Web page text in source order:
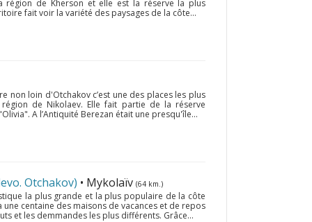
de Kherson et elle est la réserve la plus
fait voir la variété des paysages de la côte...
non loin d'Otchakov c’est une des places les plus
de Nikolaev. Elle fait partie de la réserve
A l’Antiquité Berezan était une presqu'île...
Otchakov) • Mykolaïv (64 km.)
la plus grande et la plus populaire de la côte
centaine des maisons de vacances et de repos
et les demmandes les plus différents. Grâce...